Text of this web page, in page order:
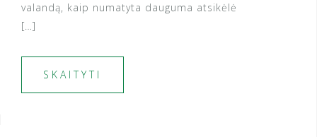
valandą, kaip numatyta dauguma atsikėlė
[…]
SKAITYTI